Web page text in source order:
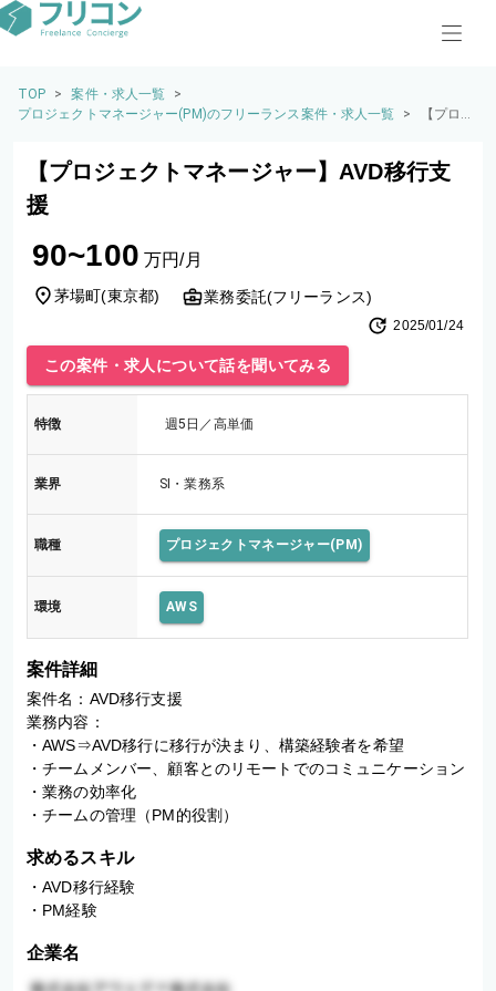
TOP > 案件・求人一覧
>
プロジェクトマネージャー(PM)のフリーランス案件・求人一覧
>
【プロジ
ー】AVD
【プロジェクトマネージャー】AVD移行支
援
90~100 万円/月
茅場町(東京都) 業務委託(フリーランス)
2025/01/24
この案件・求人について話を聞いてみる
特徴 週5日／高単価
業界 SI・業務系
職種 プロジェクトマネージャー(PM)
環境 AWS
案件詳細
案件名：AVD移行支援
業務内容：
・AWS⇒AVD移行に移行が決まり、構築経験者を希望
・チームメンバー、顧客とのリモートでのコミュニケーション
・業務の効率化
・チームの管理（PM的役割）
求めるスキル
・AVD移行経験
・PM経験
企業名